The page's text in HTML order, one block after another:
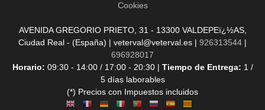
Cookies
AVENIDA GREGORIO PRIETO, 31 - 13300 VALDEPEï¿½AS,
Ciudad Real - (España) | veterval@veterval.es | 926313544 |
696928017
Horario: 09:30 - 14:00 / 17:00 - 20:30 | Tiempo de Entrega: 1 /
5 días laborables
(*) Precios con Impuestos incluidos